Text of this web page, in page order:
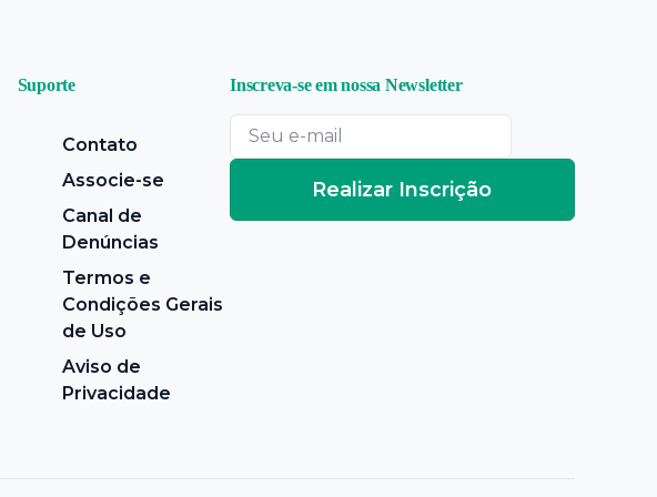
Suporte
Contato
Associe-se
Canal de
Denúncias
Termos e
Condições Gerais
de Uso
Aviso de
Privacidade
Inscreva-se em nossa Newsletter
Realizar Inscrição